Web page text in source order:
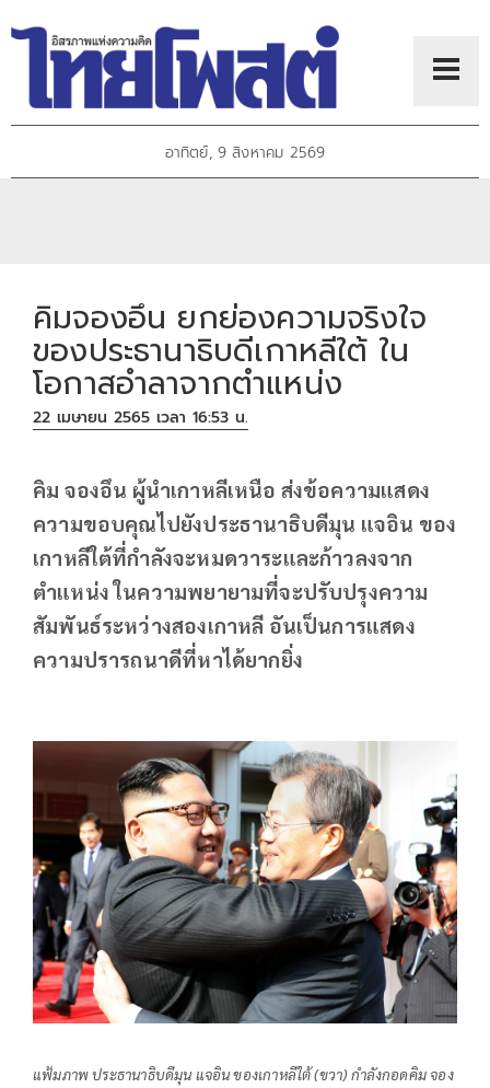
อาทิตย์, 9 สิงหาคม 2569
คิมจองอึน ยกย่องความจริงใจ
ของประธานาธิบดีเกาหลีใต้ ใน
โอกาสอำลาจากตำแหน่ง
22 เมษายน 2565 เวลา 16:53 น.
คิม จองอึน ผู้นำเกาหลีเหนือ ส่งข้อความแสดง
ความขอบคุณไปยังประธานาธิบดีมุน แจอิน ของ
เกาหลีใต้ที่กำลังจะหมดวาระและก้าวลงจาก
ตำแหน่ง ในความพยายามที่จะปรับปรุงความ
สัมพันธ์ระหว่างสองเกาหลี อันเป็นการแสดง
ความปรารถนาดีที่หาได้ยากยิ่ง
แฟ้มภาพ ประธานาธิบดีมุน แจอิน ของเกาหลีใต้ (ขวา) กำลังกอดคิม จอง